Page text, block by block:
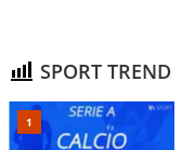
SPORT TREND